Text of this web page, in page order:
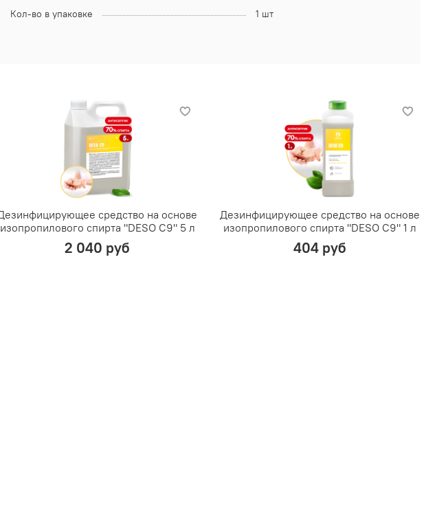
Кол-во в упаковке 1 шт
средство на основе
изопропилового спирта "DESO C9" 5 л
2 040 руб
Дезинфицирующее средство на основе
изопропилового спирта "DESO C9" 1 л
404 руб